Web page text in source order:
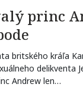
princ
britského kráľa
delikventa
Andrew len…